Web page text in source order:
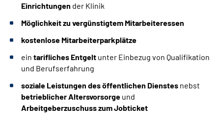
Einrichtungen der Klinik
Möglichkeit zu vergünstigtem Mitarbeiteressen
kostenlose Mitarbeiterparkplätze
ein tarifliches Entgelt unter Einbezug von Qualifikation
und Berufserfahrung
soziale Leistungen des öffentlichen Dienstes nebst
betrieblicher Altersvorsorge und
Arbeitgeberzuschuss zum Jobticket